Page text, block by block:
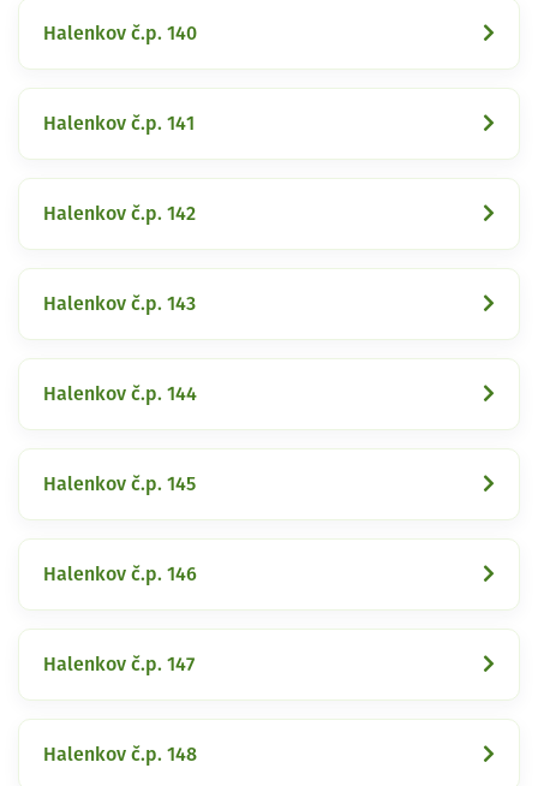
Halenkov č.p. 140
Halenkov č.p. 141
Halenkov č.p. 142
Halenkov č.p. 143
Halenkov č.p. 144
Halenkov č.p. 145
Halenkov č.p. 146
Halenkov č.p. 147
Halenkov č.p. 148